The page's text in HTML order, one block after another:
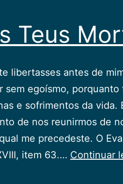
Teus
libertasses antes de
sem egoísmo,
e sofrimentos da vida.
de nos reunirmos de
me precedeste. O
item 63.… Continuar